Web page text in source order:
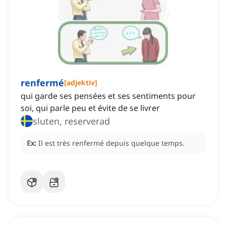
renfermé[adjektiv]
qui garde ses pensées et ses sentiments pour
soi, qui parle peu et évite de se livrer
sluten, reserverad
Ex: Il est très renfermé depuis quelque temps.